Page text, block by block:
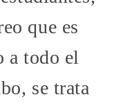
que es
a todo el
se trata